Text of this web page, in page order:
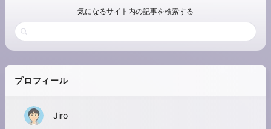
気になるサイト内の記事を検索する
プロフィール
Jiro